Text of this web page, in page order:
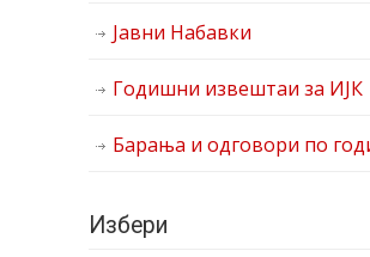
Јавни Набавки
Годишни извештаи за ИЈК
Барања и одговори по
Избери